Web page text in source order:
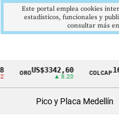
Cintillo
OROUS$3342,60
▲ 8.20
COLCAP
Pico y Placa Medellín
Este portal emplea cookies
estadísticos, funcionales y
consultar más